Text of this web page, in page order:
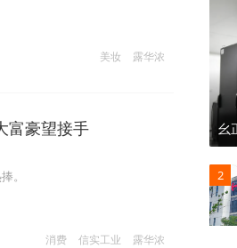
美妆 露华浓
富豪望接手
。
消费 信实工业 露华浓
幺
2